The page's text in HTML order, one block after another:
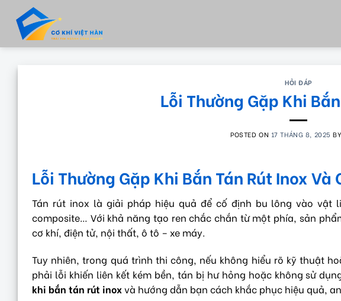
content
HỎI ĐÁP
Lỗi Thường Gặp Khi
POSTED ON 17 THÁNG 8, 2025 BY
Lỗi Thường Gặp Khi Bắn Tán Rút Inox
Tán rút inox là giải pháp hiệu quả để cố định bu lông vào vật
composite… Với khả năng tạo ren chắc chắn từ một phía, sản
cơ khí, điện tử, nội thất, ô tô – xe máy.
Tuy nhiên, trong quá trình thi công, nếu không hiểu rõ kỹ thuật
phải lỗi khiến liên kết kém bền, tán bị hư hỏng hoặc không sử
khi bắn tán rút inoxvà hướng dẫn bạn cách khắc phục hiệu quả,